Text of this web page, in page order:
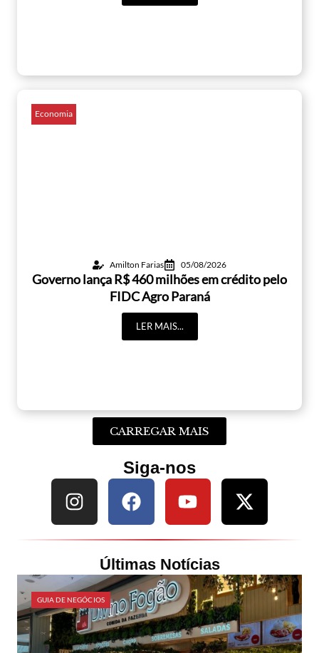
Economia
Amilton Farias 05/08/2026
Governo lança R$ 460 milhões em crédito pelo
FIDC Agro Paraná
LER MAIS...
CARREGAR MAIS
Siga-nos
Últimas Notícias
GUIA DE NEGÓCIOS